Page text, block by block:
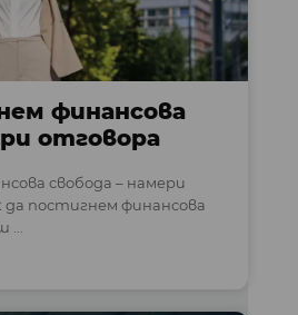
финансова
отговора
свобода – намери
постигнем финансова